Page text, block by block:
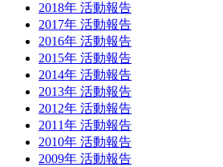
2018年 活動報告
2017年 活動報告
2016年 活動報告
2015年 活動報告
2014年 活動報告
2013年 活動報告
2012年 活動報告
2011年 活動報告
2010年 活動報告
2009年 活動報告